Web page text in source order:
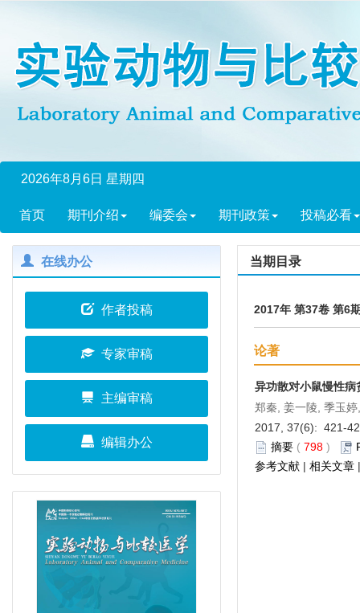
2026年8月6日 星期四
首页 期刊介绍 编委会 期刊政策 投稿必看
在线办公
作者投稿
专家审稿
主编审稿
编辑办公
当期目录
2017年 第37卷 第6
论著
异功散对小鼠慢性病
郑秦, 姜一陵, 季玉
2017, 37(6): 421-
摘要 ( 798 )
参考文献 | 相关文章